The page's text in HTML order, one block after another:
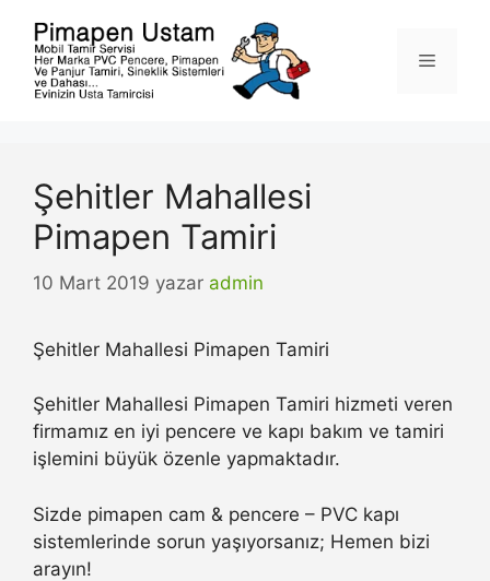
Menü
Şehitler Mahallesi
Pimapen Tamiri
10 Mart 2019 yazar admin
Şehitler Mahallesi Pimapen Tamiri
Şehitler Mahallesi Pimapen Tamiri hizmeti veren
firmamız en iyi pencere ve kapı bakım ve tamiri
işlemini büyük özenle yapmaktadır.
Sizde pimapen cam & pencere – PVC kapı
sistemlerinde sorun yaşıyorsanız; Hemen bizi
arayın!